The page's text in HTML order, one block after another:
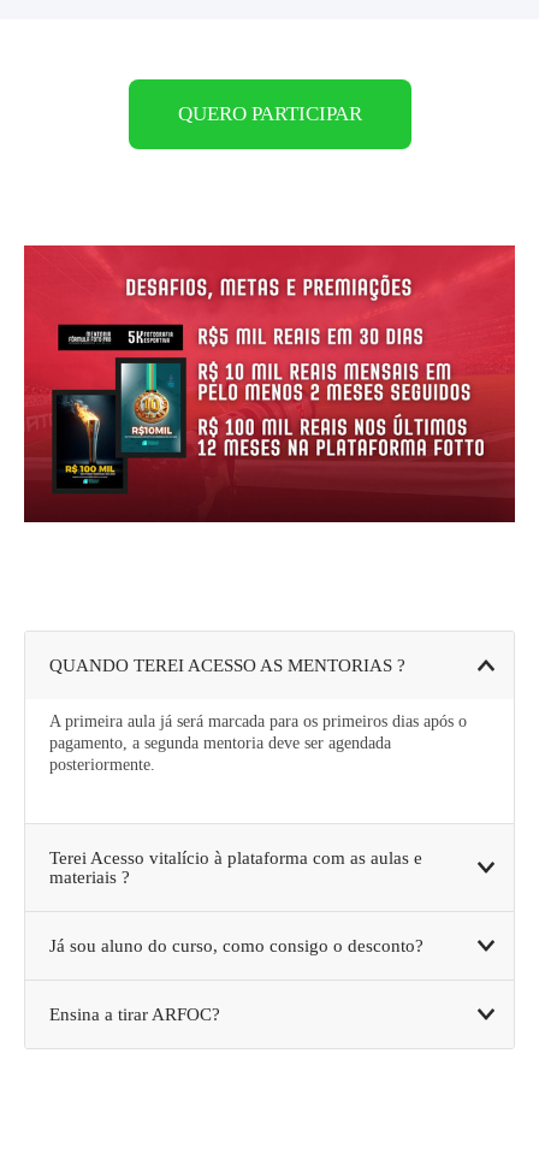
QUERO PARTICIPAR
QUANDO TEREI ACESSO AS MENTORIAS ?
A primeira aula já será marcada para os primeiros dias após o
pagamento, a segunda mentoria deve ser agendada
posteriormente.
Terei Acesso vitalício à plataforma com as aulas e
materiais ?
Já sou aluno do curso, como consigo o desconto?
Ensina a tirar ARFOC?